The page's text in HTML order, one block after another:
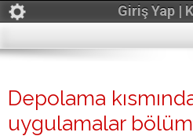
Giriş Yap |
Depolama
uygulamalar